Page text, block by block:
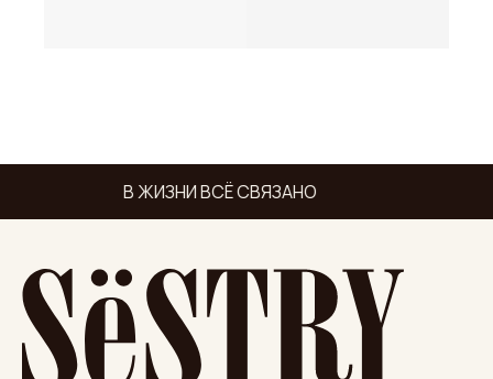
В ЖИЗНИ ВСЁ СВЯЗАНО